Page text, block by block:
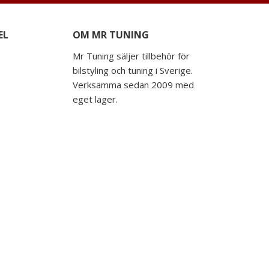
OM MR TUNING
Mr Tuning säljer tillbehör för
bilstyling och tuning i Sverige.
Verksamma sedan 2009 med
eget lager.